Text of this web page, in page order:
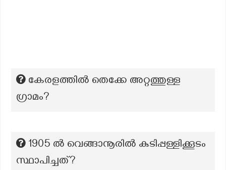
കേരളത്തിൽ തെക്കേ അറ്റത്തുള്ള
ഗ്രാമം?
1905 ൽ വെങ്ങാനൂരിൽ കുടിപ്പള്ളിക്കൂടം
സ്ഥാപിച്ചത്?